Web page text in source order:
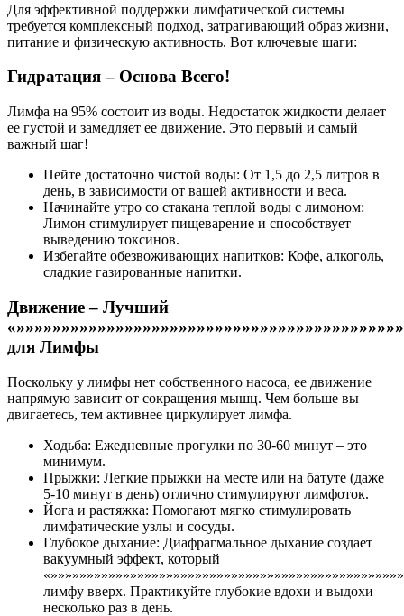
Для эффективной поддержки лимфатической системы
требуется комплексный подход, затрагивающий образ жизни,
питание и физическую активность. Вот ключевые шаги:
Гидратация – Основа Всего!
Лимфа на 95% состоит из воды. Недостаток жидкости делает
ее густой и замедляет ее движение. Это первый и самый
важный шаг!
Пейте достаточно чистой воды: От 1,5 до 2,5 литров в
день, в зависимости от вашей активности и веса.
Начинайте утро со стакана теплой воды с лимоном:
Лимон стимулирует пищеварение и способствует
выведению токсинов.
Избегайте обезвоживающих напитков: Кофе, алкоголь,
сладкие газированные напитки.
Движение – Лучший
для Лимфы
Поскольку у лимфы нет собственного насоса, ее движение
напрямую зависит от сокращения мышц. Чем больше вы
двигаетесь, тем активнее циркулирует лимфа.
Ходьба: Ежедневные прогулки по 30-60 минут – это
минимум.
Прыжки: Легкие прыжки на месте или на батуте (даже
5-10 минут в день) отлично стимулируют лимфоток.
Йога и растяжка: Помогают мягко стимулировать
лимфатические узлы и сосуды.
Глубокое дыхание: Диафрагмальное дыхание создает
вакуумный эффект, который
лимфу вверх. Практикуйте глубокие вдохи и выдохи
несколько раз в день.